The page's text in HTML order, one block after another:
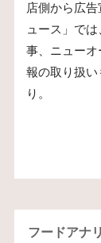
店側から広
ュース」で
事、ニュー
報の取り扱
り。
フードアナ